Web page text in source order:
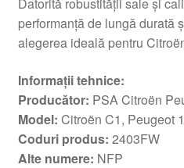
Datorită robustității sale și
performanță de lungă durată
alegerea ideală pentru
Informații tehnice:
Producător: PSA Citroën
Model: Citroën C1, Peugeot
Coduri produs: 2403FW
Alte numere: NFP